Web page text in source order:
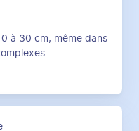
à 30 cm, même dans